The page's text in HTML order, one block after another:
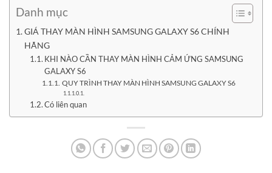
Danh mục
GIÁ THAY MÀN HÌNH SAMSUNG GALAXY S6 CHÍNH
HÃNG
KHI NÀO CẦN THAY MÀN HÌNH CẢM ỨNG SAMSUNG
GALAXY S6
QUY TRÌNH THAY MÀN HÌNH SAMSUNG GALAXY S6
Có liên quan